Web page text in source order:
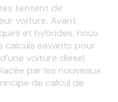
tentent de
voiture. Avant
et hybrides, nous
calculs savants pour
voiture diesel.
par les nouveaux
de calcul de